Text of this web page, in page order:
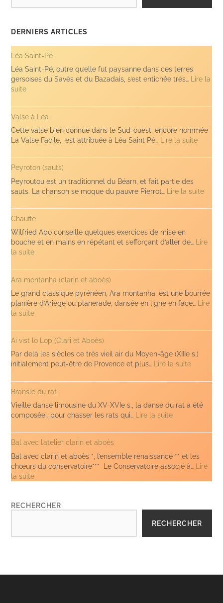
DERNIERS ARTICLES
Léa Saint-Pé
Léa Saint-Pé, outre qu’elle fut paysanne dans ces terres
gersoises du Savès et du Bazadais, s’est entichée très… Lire la
suite:
Saint-
Pé
Valse à Léa
Cette valse bien connue dans le Sud-ouest, encore nommée
La Valse Facile, est attribuée à Léa Saint Pé… Lire la suite:
à
Peyroton (sauts)
Peyroutou est un traditionnel du Béarn, et fait partie des
sauts. La chanson se moque du pauvre Pierrot… Lire la suite:
Chauffe
Wilfried Abo conseille quelques exercices de mise en
bouche et en mains en répétant et s’efforçant d’aller de… Lire
la suite:
Ara montanha (clarin et aboès)
Le grand classique pyrénéen, Ara montanha, est une bourrée
planière d’Ariège ou planerade, dansée en ligne en face… Lire
la suite:
montanha
(clarin
et
aboès)
Ai vist lo Lop (Clari et Aboès)
Par delà les siècles ce très vieil air du Moyen-âge (XIIIe s.)
initialement peut-être de Provence et plus… Lire la suite:
vist
Lop
Aboès)
Bransle du rat
Vieille danse limousine du XV-XVIe s., la danse du rat a été
composée… pour chasser les rats qui… Lire la suite:
du
Bal avec l’atelier clarin et aboès
Bal avec clarin et aboès *, l’ensemble renaissance ** et les
chœurs du conservatoire*** Le Conservatoire associé à… Lire
la suite:
l’atelier
aboès
RECHERCHER
RECHERCHER